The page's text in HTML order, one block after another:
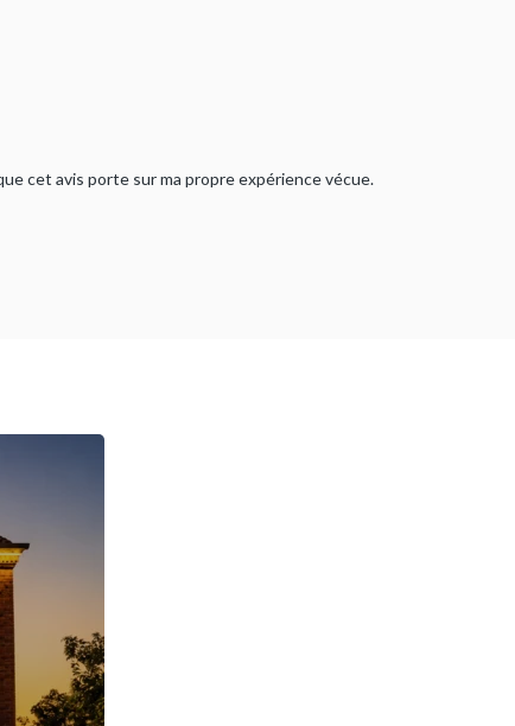
cet avis porte sur ma propre expérience vécue.